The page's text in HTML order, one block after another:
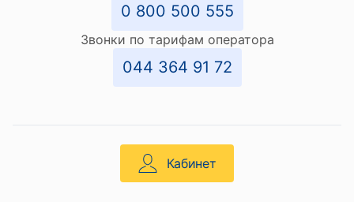
0 800 500 555
Звонки по тарифам оператора
044 364 91 72
Кабинет